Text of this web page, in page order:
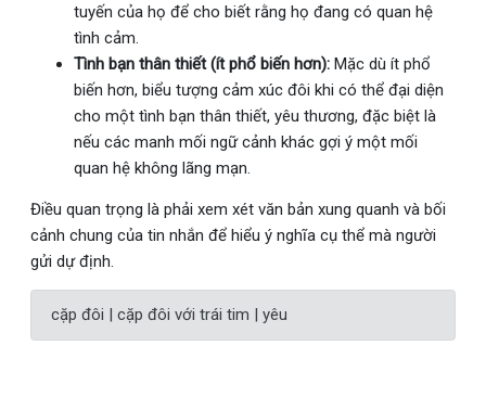
tuyến của họ để cho biết rằng họ đang có quan hệ
tình cảm.
Tình bạn thân thiết (ít phổ biến hơn): Mặc dù ít phổ
biến hơn, biểu tượng cảm xúc đôi khi có thể đại diện
cho một tình bạn thân thiết, yêu thương, đặc biệt là
nếu các manh mối ngữ cảnh khác gợi ý một mối
quan hệ không lãng mạn.
Điều quan trọng là phải xem xét văn bản xung quanh và bối
cảnh chung của tin nhắn để hiểu ý nghĩa cụ thể mà người
gửi dự định.
cặp đôi | cặp đôi với trái tim | yêu